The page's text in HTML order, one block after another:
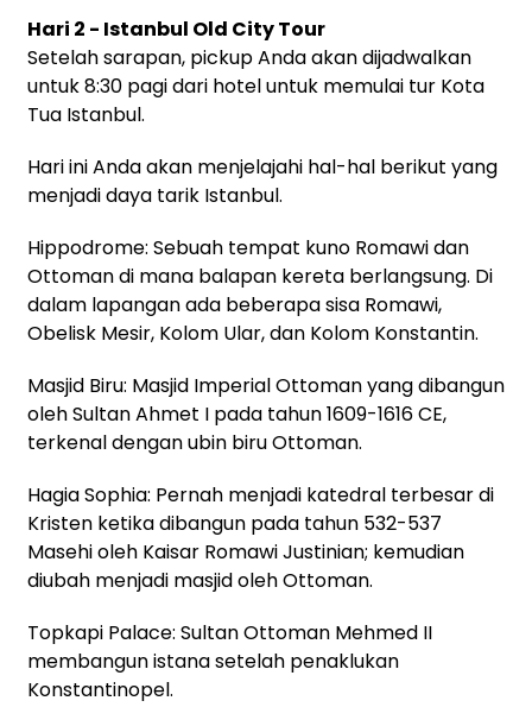
Hari 2 - Istanbul Old City Tour
Setelah sarapan, pickup Anda akan dijadwalkan
untuk 8:30 pagi dari hotel untuk memulai tur Kota
Tua Istanbul.
Hari ini Anda akan menjelajahi hal-hal berikut yang
menjadi daya tarik Istanbul.
Hippodrome: Sebuah tempat kuno Romawi dan
Ottoman di mana balapan kereta berlangsung. Di
dalam lapangan ada beberapa sisa Romawi,
Obelisk Mesir, Kolom Ular, dan Kolom Konstantin.
Masjid Biru: Masjid Imperial Ottoman yang dibangun
oleh Sultan Ahmet I pada tahun 1609-1616 CE,
terkenal dengan ubin biru Ottoman.
Hagia Sophia: Pernah menjadi katedral terbesar di
Kristen ketika dibangun pada tahun 532-537
Masehi oleh Kaisar Romawi Justinian; kemudian
diubah menjadi masjid oleh Ottoman.
Topkapi Palace: Sultan Ottoman Mehmed II
membangun istana setelah penaklukan
Konstantinopel.